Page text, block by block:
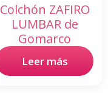
Colchón ZAFIRO
LUMBAR de
Gomarco
Leer más